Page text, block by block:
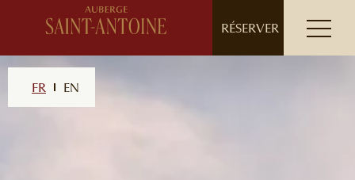
// ensure leading slash
RÉSERVER